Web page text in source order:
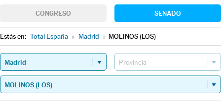
CONGRESO SENADO
Estás en: Total España » Madrid » MOLINOS (LOS)